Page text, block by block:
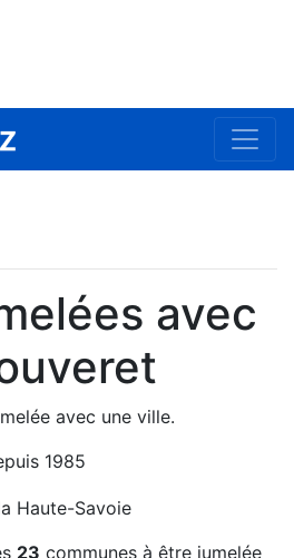
avec
avec une ville.
1985
Haute-Savoie
23 communes à être jumelée